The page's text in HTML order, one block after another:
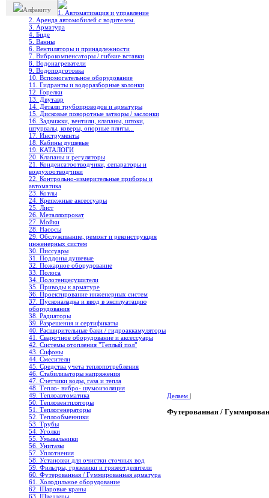
Алфавиту
1. Автоматизация и управление
2. Аренда автомобилей с водителем.
3. Арматура
4. Биде
5. Ванны
6. Вентиляторы и принадлежности
7. Виброкомпенсаторы / гибкие вставки
8. Водонагреватели
9. Водоподготовка
10. Вспомогательное оборудование
11. Гидранты и водоразборные колонки
12. Горелки
13. Двутавр
14. Детали трубопроводов и арматуры
15. Дисковые поворотные затворы / заслонки
16. Задвижки, вентили, клапаны, штоки,
штурвалы, коверы, опорные плиты...
17. Инструменты
18. Кабины душевые
19. КАТАЛОГИ
20. Клапаны и регуляторы
21. Конденсатоотводчики, сепараторы и
воздухоотводчики
22. Контрольно-измерительные приборы и
автоматика
23. Котлы
24. Крепежные аксессуары
25. Лист
26. Металлопрокат
27. Мойки
28. Насосы
29. Обслуживание, ремонт и реконструкция
инженерных систем
30. Писсуары
31. Поддоны душевые
32. Пожарное оборудование
33. Полоса
34. Полотенцесушители
35. Приводы к арматуре
36. Проектирование инженерных систем
37. Пусконаладка и ввод в эксплуатацию
оборудования
38. Радиаторы
39. Разрешения и сертификаты
40. Расширительные баки / гидроаккамуляторы
41. Сварочное оборудование и аксессуары
42. Системы отопления "Теплый пол"
43. Сифоны
44. Смесители
45. Средства учета теплопотребления
46. Стабилизаторы напряжения
47. Счетчики воды, газа и тепла
48. Тепло- вибро- шумоизоляция
49. Теплоавтоматика
50. Тепловентиляторы
51. Теплогенераторы
52. Теплообменники
53. Трубы
54. Уголки
55. Умывальники
56. Унитазы
57. Уплотнения
58. Установки для очистки сточных вод
59. Фильтры, грязевики и грязеотделители
60. Футерованная / Гуммированная арматура
61. Холодильное oборудование
62. Шаровые краны
63. Швеллеры
Делаем |
Футерованная /